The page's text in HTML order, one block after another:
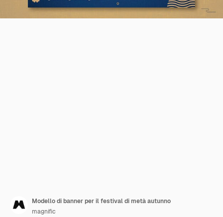
Modello di banner per il festival di metà autunno
magnific